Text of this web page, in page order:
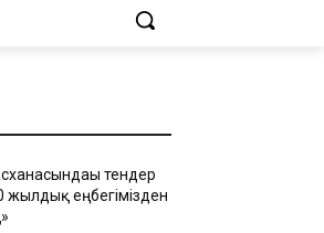
тендер
жылдық еңбегімізден